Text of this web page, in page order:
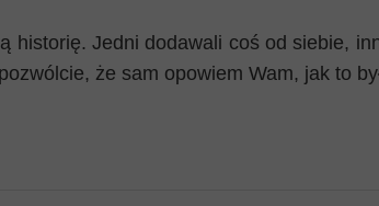
historię. Jedni dodawali coś od siebie,
że sam opowiem Wam, jak to